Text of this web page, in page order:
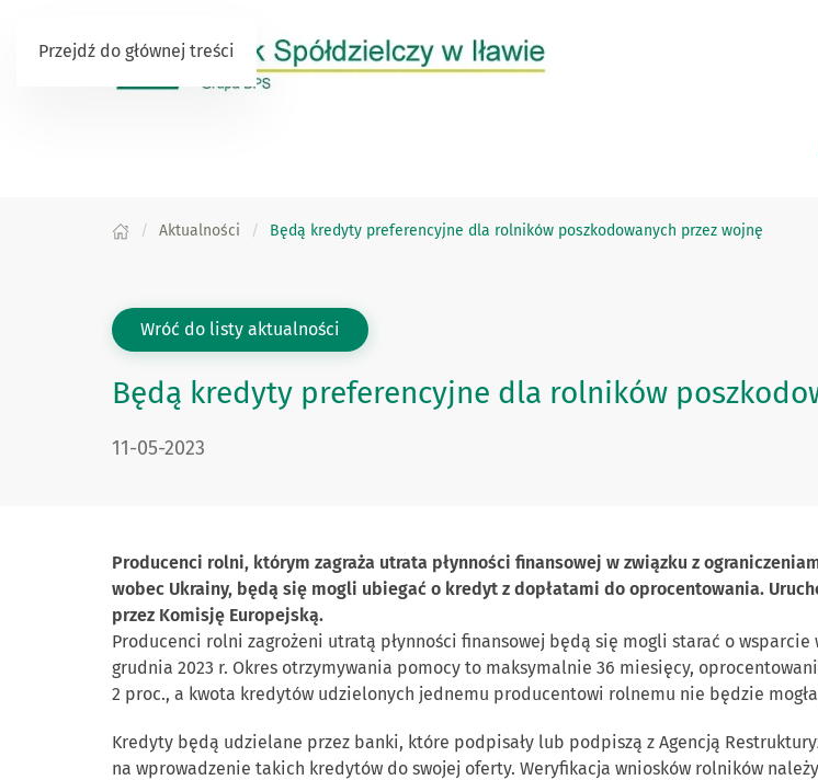
Przejdź do głównej treści
Aktualności Będą kredyty preferencyjne dla rolników poszkodowanych przez wojnę
Wróć do listy aktualności
Będą kredyty preferencyjne dla rolników
DATA PUBLIKACJI:
11-05-2023
Producenci rolni, którym zagraża utrata płynności finansowej w związku z
wobec Ukrainy, będą się mogli ubiegać o kredyt z dopłatami do oprocentowania.
przez Komisję Europejską.
Producenci rolni zagrożeni utratą płynności finansowej będą się mogli starać o
grudnia 2023 r. Okres otrzymywania pomocy to maksymalnie 36 miesięcy,
2 proc., a kwota kredytów udzielonych jednemu producentowi rolnemu nie będzie mogła
Kredyty będą udzielane przez banki, które podpisały lub podpiszą z Agencją
na wprowadzenie takich kredytów do swojej oferty. Weryfikacja wniosków rolników